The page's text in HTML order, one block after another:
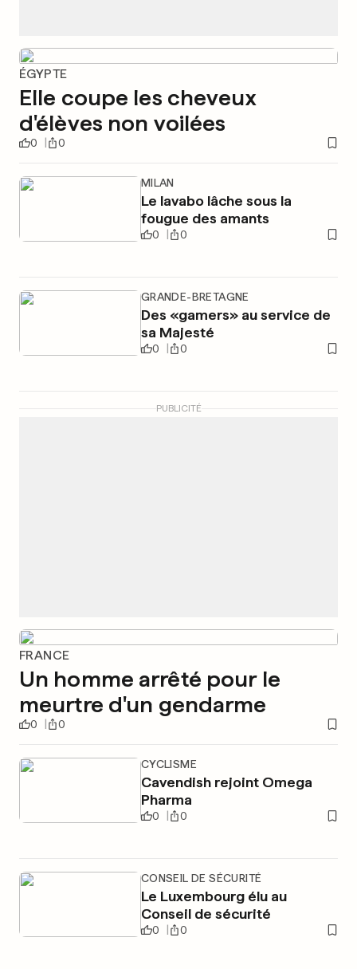
ÉGYPTE
Elle coupe les cheveux
d'élèves non voilées
0 0
MILAN
Le lavabo lâche sous la
fougue des amants
0 0
GRANDE-BRETAGNE
Des «gamers» au service de
sa Majesté
0 0
PUBLICITÉ
FRANCE
Un homme arrêté pour le
meurtre d'un gendarme
0 0
CYCLISME
Cavendish rejoint Omega
Pharma
0 0
CONSEIL DE SÉCURITÉ
Le Luxembourg élu au
Conseil de sécurité
0 0